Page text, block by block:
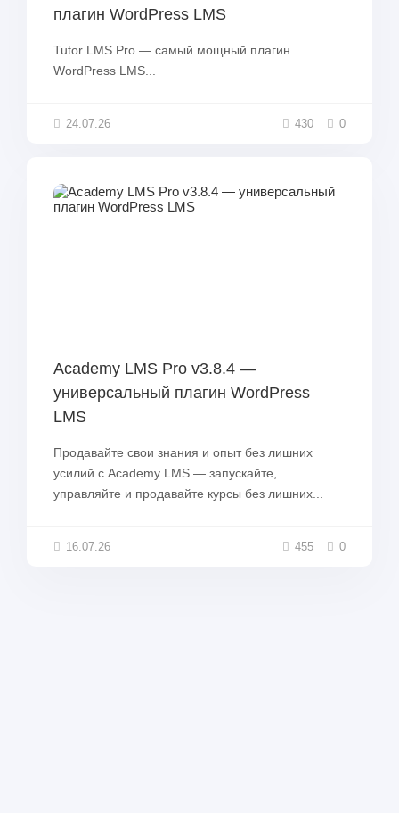
плагин WordPress LMS
Tutor LMS Pro — самый мощный плагин
WordPress LMS...
24.07.26 430 0
Academy LMS Pro v3.8.4 —
универсальный плагин WordPress
LMS
Продавайте свои знания и опыт без лишних
усилий с Academy LMS — запускайте,
управляйте и продавайте курсы без лишних...
16.07.26 455 0